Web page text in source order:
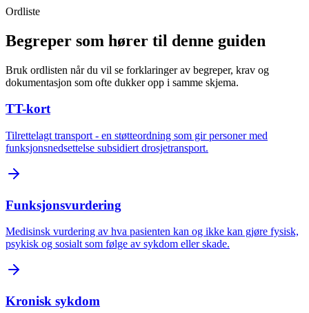
Ordliste
Begreper som hører til denne guiden
Bruk ordlisten når du vil se forklaringer av begreper, krav og
dokumentasjon som ofte dukker opp i samme skjema.
TT-kort
Tilrettelagt transport - en støtteordning som gir personer med
funksjonsnedsettelse subsidiert drosjetransport.
Funksjonsvurdering
Medisinsk vurdering av hva pasienten kan og ikke kan gjøre fysisk,
psykisk og sosialt som følge av sykdom eller skade.
Kronisk sykdom